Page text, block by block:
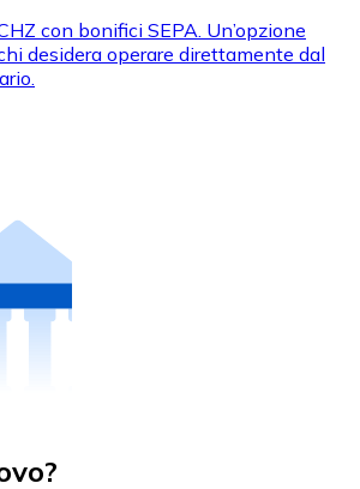
con bonifici SEPA. Un’opzione
desidera operare direttamente dal